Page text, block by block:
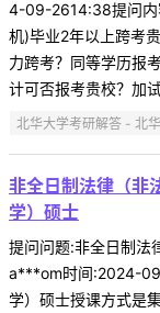
4-09-2614:38提问内
机)毕业2年以上跨考
力跨考？同等学历报
计可否报考贵校？加
北华大学考研解答 - 北
非全日制法律（非
学）硕士
提问问题:非全日制法
a***om时间:2024-
学）硕士授课方式是